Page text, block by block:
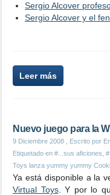
Sergio Alcover
Sergio Alcover y el
Leer más
Nuevo juego para la
9 Diciembre 2008 , Escrito por
Etiquetado en #...sus aficiones
Toys lanza yummy yummy
Ya está disponible a la
Virtual Toys. Y por lo